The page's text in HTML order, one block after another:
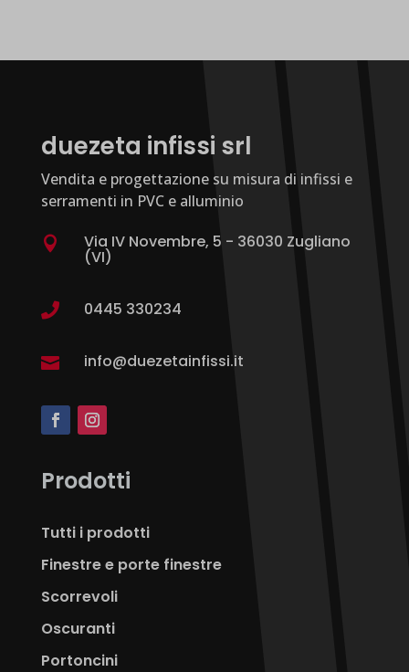
duezeta infissi srl
Vendita e progettazione su misura di infissi e
serramenti in PVC e alluminio
 Via IV Novembre, 5 - 36030 Zugliano
(VI)
 0445 330234
 info@duezetainfissi.it
Prodotti
Tutti i prodotti
Finestre e porte finestre
Scorrevoli
Oscuranti
Portoncini